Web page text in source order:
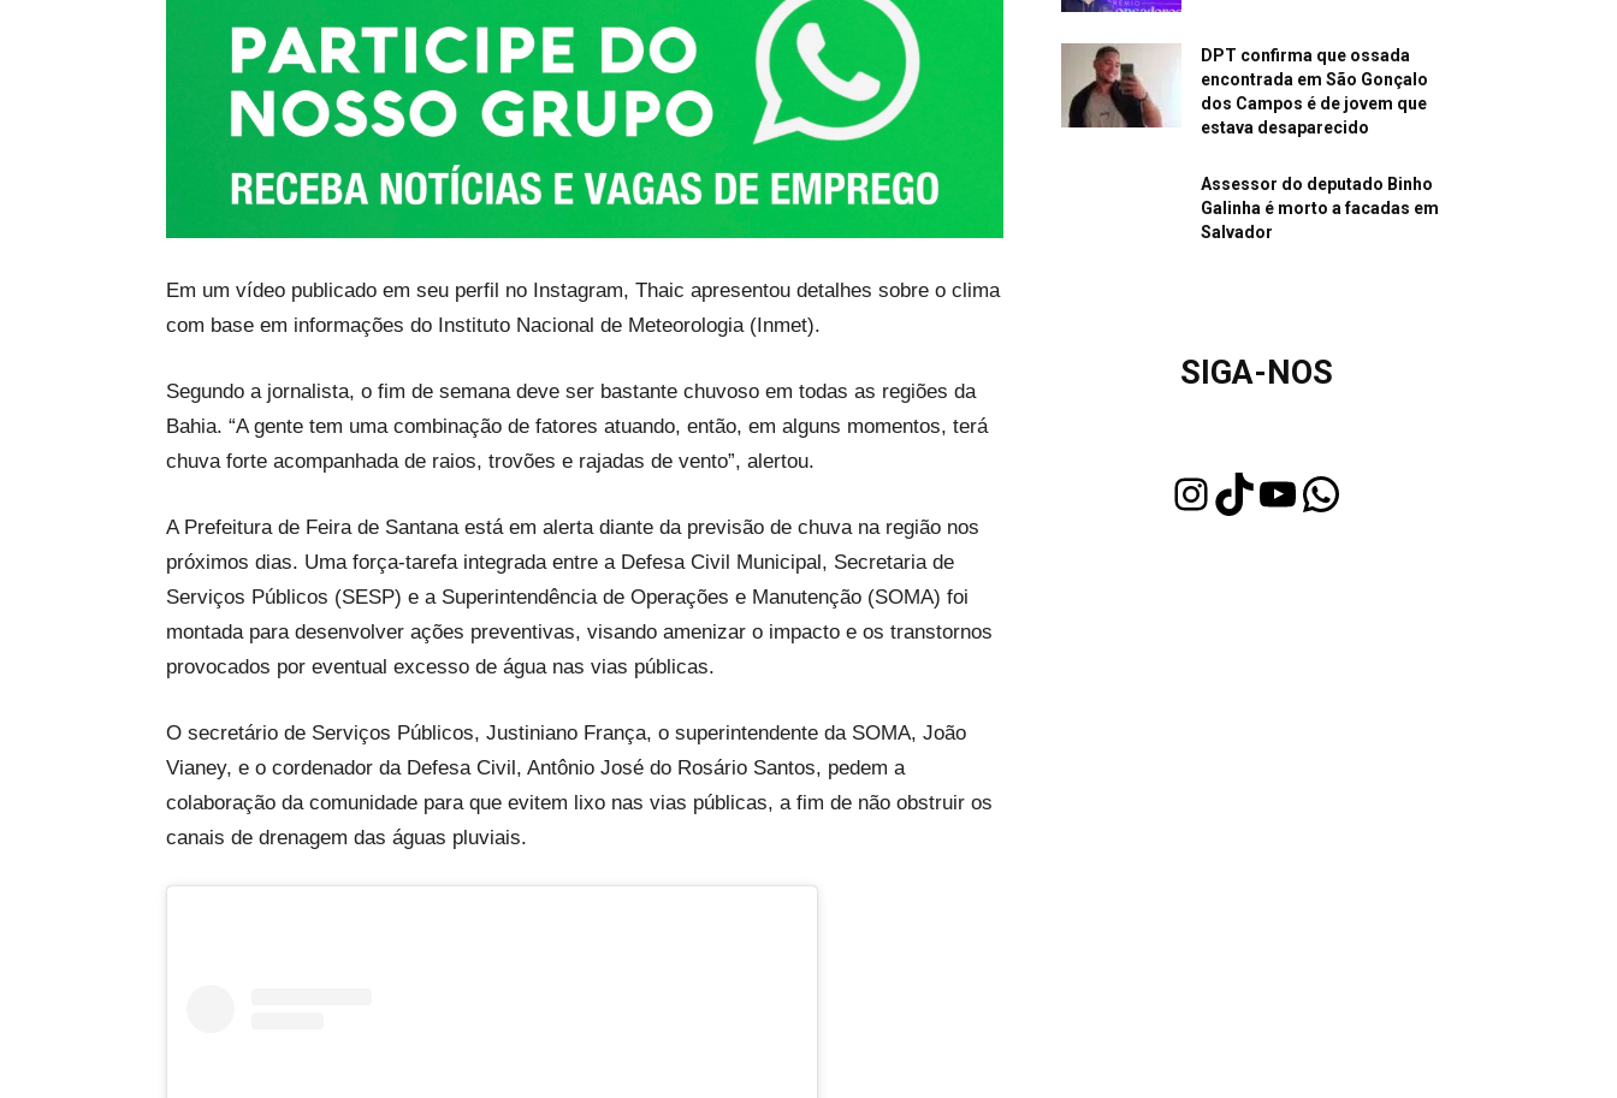
Em um vídeo publicado em seu perfil no Instagram, Thaic apresentou detalhes sobre o clima
com base em informações do Instituto Nacional de Meteorologia (Inmet).
Segundo a jornalista, o fim de semana deve ser bastante chuvoso em todas as regiões da
Bahia. “A gente tem uma combinação de fatores atuando, então, em alguns momentos, terá
chuva forte acompanhada de raios, trovões e rajadas de vento”, alertou.
A Prefeitura de Feira de Santana está em alerta diante da previsão de chuva na região nos
próximos dias. Uma força-tarefa integrada entre a Defesa Civil Municipal, Secretaria de
Serviços Públicos (SESP) e a Superintendência de Operações e Manutenção (SOMA) foi
montada para desenvolver ações preventivas, visando amenizar o impacto e os transtornos
provocados por eventual excesso de água nas vias públicas.
O secretário de Serviços Públicos, Justiniano França, o superintendente da SOMA, João
Vianey, e o cordenador da Defesa Civil, Antônio José do Rosário Santos, pedem a
colaboração da comunidade para que evitem lixo nas vias públicas, a fim de não obstruir os
canais de drenagem das águas pluviais.
DPT confirma que ossada
encontrada em São Gonçalo
dos Campos é de jovem que
estava desaparecido
Assessor do deputado Binho
Galinha é morto a facadas em
Salvador
SIGA-NOS
InstagramTikTok Youtube WhatsApp